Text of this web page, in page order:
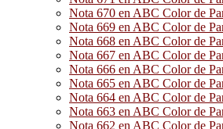
Nota 670 en ABC Color de
Nota 669 en ABC Color de
Nota 668 en ABC Color de
Nota 667 en ABC Color de
Nota 666 en ABC Color de
Nota 665 en ABC Color de
Nota 664 en ABC Color de
Nota 663 en ABC Color de
Nota 662 en ABC Color de